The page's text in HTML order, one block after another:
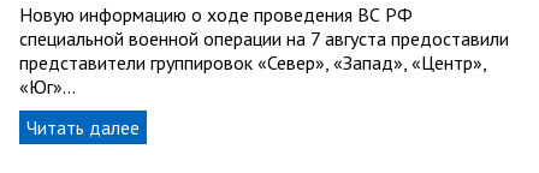
Новую информацию о ходе проведения ВС РФ
специальной военной операции на 7 августа предоставили
представители группировок «Север», «Запад», «Центр»,
«Юг»…
Читать далее